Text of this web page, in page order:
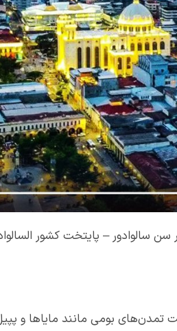
سن سالوادور – پایتخت کشور
تمدن‌های بومی مانند مایاها و